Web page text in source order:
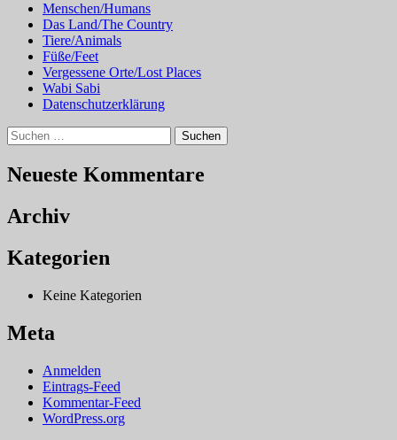
Menschen/Humans
Das Land/The Country
Tiere/Animals
Füße/Feet
Vergessene Orte/Lost Places
Wabi Sabi
Datenschutzerklärung
Suchen
nach:
Neueste Kommentare
Archiv
Kategorien
Keine Kategorien
Meta
Anmelden
Eintrags-Feed
Kommentar-Feed
WordPress.org